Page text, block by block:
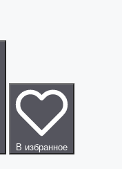
В избранное